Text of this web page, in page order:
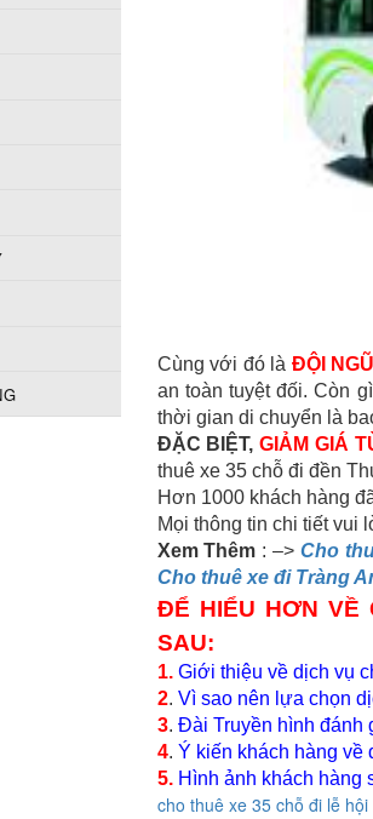
Cùng với đó là ĐỘI
an toàn tuyệt đối. Còn
thời gian di chuyển là
ĐẶC BIỆT, GIẢM GIÁ
thuê xe 35 chỗ đi đền
Hơn 1000 khách hàng
Mọi thông tin chi tiết vui
Xem Thêm : –>Cho
Cho thuê xe đi Tràng
ĐỂ HIỂU HƠN VỀ
SAU:
1. Giới thiệu về dịch vụ
2. Vì sao nên lựa chọn
3. Đài Truyền hình đánh
4. Ý kiến khách hàng về
5. Hình ảnh khách hàng
cho thuê xe 35 chỗ đi lễ hội